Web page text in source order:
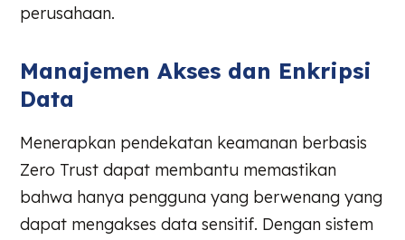
perusahaan.
Manajemen Akses dan Enkripsi
Data
Menerapkan pendekatan keamanan berbasis
Zero Trust dapat membantu memastikan
bahwa hanya pengguna yang berwenang yang
dapat mengakses data sensitif. Dengan sistem